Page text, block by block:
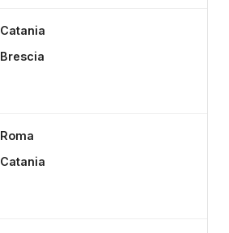
Catania
Brescia
Roma
Catania